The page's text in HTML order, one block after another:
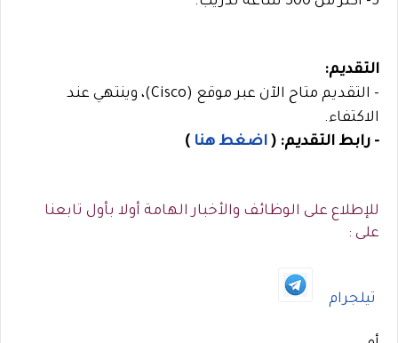
التقديم:
- التقديم متاح الآن عبر موقع (Cisco)، وينتهي عند
الاكتفاء.
- رابط التقديم: ( اضغط هنا )
للإطلاع على الوظائف والأخبار الهامة أولا بأول تابعنا
على :
تيلجرام